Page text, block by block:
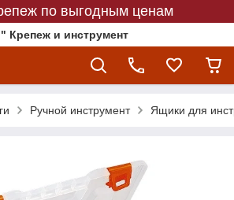
по выгодным ценам
Крепеж и инструмент
Ручной инструмент Ящики для